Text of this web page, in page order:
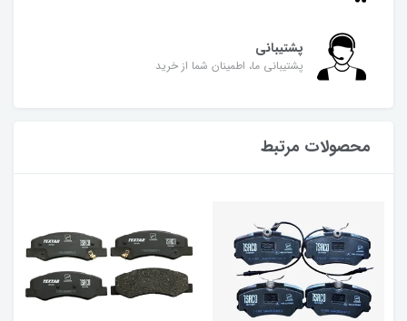
پشتیبانی
پشتیبانی ما، اطمینان شما از خرید
محصولات مرتبط